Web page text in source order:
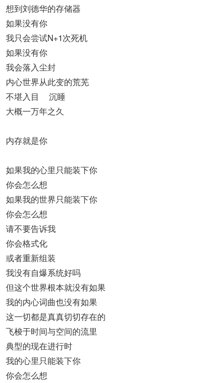
想到刘德华的存储器
如果没有你
我只会尝试N+1次死机
如果没有你
我会落入尘封
内心世界从此变的荒芜
不堪入目 沉睡
大概一万年之久
内存就是你
如果我的心里只能装下你
你会怎么想
如果我的世界只能装下你
你会怎么想
请不要告诉我
你会格式化
或者重新组装
我没有自爆系统好吗
但这个世界根本就没有如果
我的内心词曲也没有如果
这一切都是真真切切存在的
飞梭于时间与空间的流里
典型的现在进行时
我的心里只能装下你
你会怎么想